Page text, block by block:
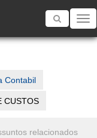
Toggle
Contabil
CUSTOS
relacionados